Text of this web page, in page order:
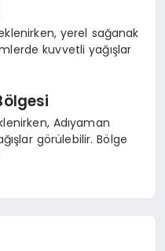
yerel sağanak
kuvvetli yağışlar
Adıyaman
görülebilir. Bölge